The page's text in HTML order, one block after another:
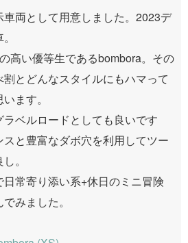
両として用意しました。2023デ
高い優等生であるbombora。その
とどんなスタイルにもハマって
ます。
ラベルロードとしても良いです
と豊富なダボ穴を利用してツー
。
常寄り添い系+休日のミニ冒険
みました。